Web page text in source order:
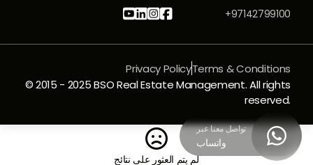
97142799100+




© 2015 - 2025 BSO Real Estate Management. All rights
reserved.
Privacy PolicyTerms & Conditions
تواصل معنا عبر
واتساب 

لم يتم العثور على نتائج